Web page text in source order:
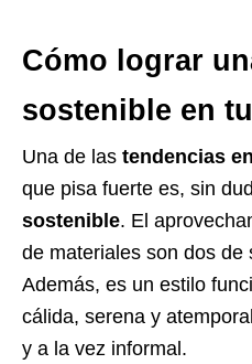
Cómo lograr
sostenible en
Una de las tendencias
que pisa fuerte es, sin
sostenible. El
de materiales son dos de
Además, es un estilo
cálida, serena y
y a la vez informal.